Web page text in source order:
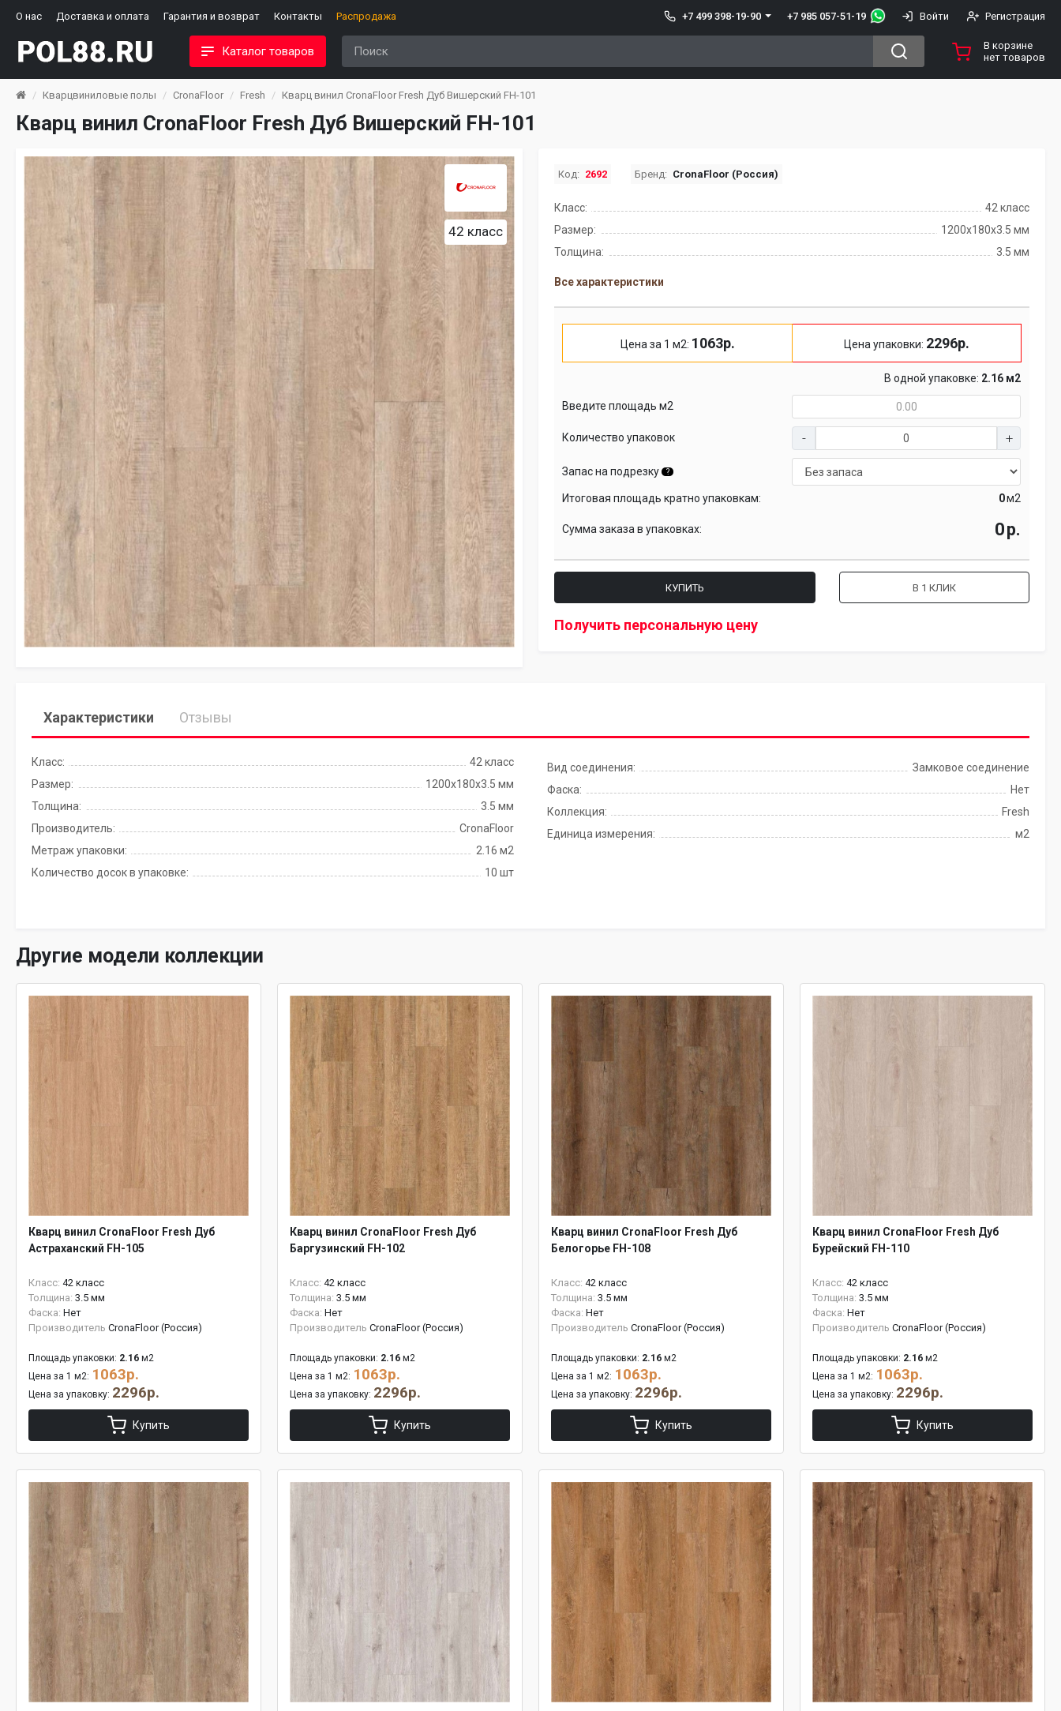
О нас Доставка и оплата Гарантия и возврат Контакты Распродажа +7 499 398-19-90 +7 985 057-51-19 Войти Регистрация
Каталог товаров
В корзине
нет товаров
Кварцвиниловые полы CronaFloor Fresh Кварц винил CronaFloor Fresh Дуб Вишерский FH-101
Кварц винил CronaFloor Fresh Дуб Вишерский FH-101
42 класс
Код: 2692 Бренд: CronaFloor (Россия)
Класс:
42 класс
Размер:
1200х180х3.5 мм
Толщина:
3.5 мм
Все характеристики
Цена за 1 м2: 1063р. Цена упаковки: 2296р.
В одной упаковке: 2.16 м2
Введите площадь м2
Количество упаковок
Запас на подрезку ?
Итоговая площадь кратно упаковкам: м2
Сумма заказа в упаковках: р.
КУПИТЬ В 1 КЛИК
Получить персональную цену
Характеристики Отзывы
Класс:
42 класс
Размер:
1200х180х3.5 мм
Толщина:
3.5 мм
Производитель:
CronaFloor
Метраж упаковки:
2.16 м2
Количество досок в упаковке:
10 шт
Вид соединения:
Замковое соединение
Фаска:
Нет
Коллекция:
Fresh
Единица измерения:
м2
Другие модели коллекции
Кварц винил CronaFloor Fresh Дуб
Астраханский FH-105
Класс: 42 класс
Толщина: 3.5 мм
Фаска: Нет
Производитель CronaFloor (Россия)
Площадь упаковки: 2.16 м2
Цена за 1 м2: 1063р.
Цена за упаковку: 2296р.
Купить
Кварц винил CronaFloor Fresh Дуб
Баргузинский FH-102
Класс: 42 класс
Толщина: 3.5 мм
Фаска: Нет
Производитель CronaFloor (Россия)
Площадь упаковки: 2.16 м2
Цена за 1 м2: 1063р.
Цена за упаковку: 2296р.
Купить
Кварц винил CronaFloor Fresh Дуб
Белогорье FH-108
Класс: 42 класс
Толщина: 3.5 мм
Фаска: Нет
Производитель CronaFloor (Россия)
Площадь упаковки: 2.16 м2
Цена за 1 м2: 1063р.
Цена за упаковку: 2296р.
Купить
Кварц винил CronaFloor Fresh Дуб
Бурейский FH-110
Класс: 42 класс
Толщина: 3.5 мм
Фаска: Нет
Производитель CronaFloor (Россия)
Площадь упаковки: 2.16 м2
Цена за 1 м2: 1063р.
Цена за упаковку: 2296р.
Купить